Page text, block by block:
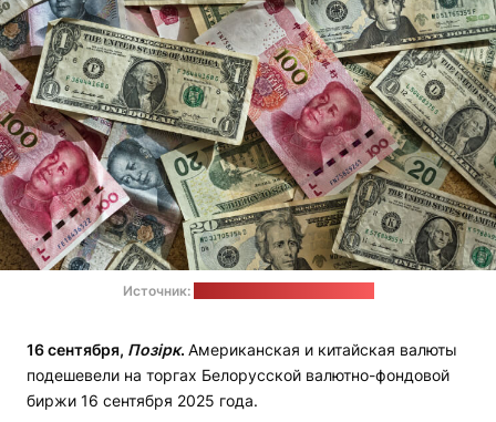
Источник:
16 сентября, Позірк. Американская и китайская валюты
подешевели на торгах Белорусской валютно-фондовой
биржи 16 сентября 2025 года.